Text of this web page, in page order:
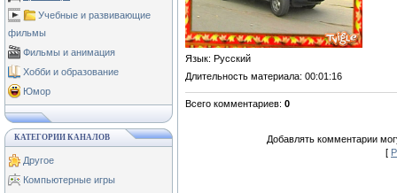
Учебные и развивающие
фильмы
Фильмы и анимация
Хобби и образование
Юмор
КАТЕГОРИИ КАНАЛОВ
Другое
Компьютерные игры
Язык: Русский
Длительность материала: 00:01:16
Всего комментариев: 0
Добавлять комментарии
[